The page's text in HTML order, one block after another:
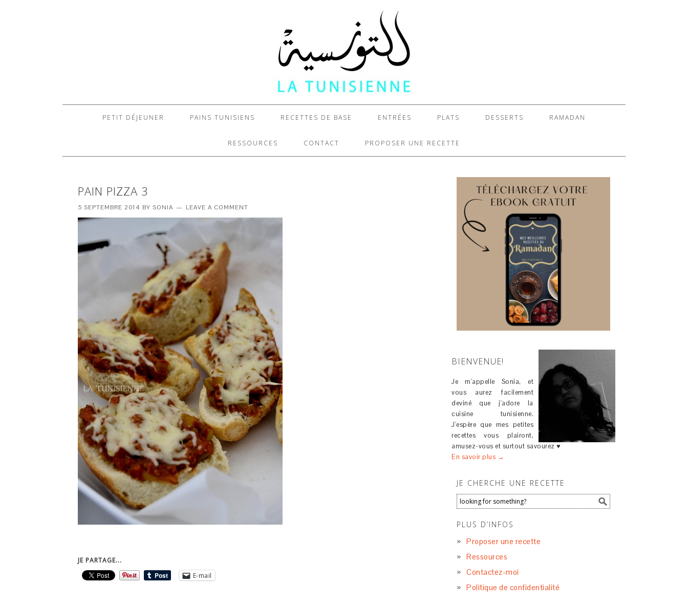
PETIT DÉJEUNER PAINS TUNISIENS RECETTES DE BASE ENTRÉES PLATS DESSERTS RAMADAN
RESSOURCES CONTACT PROPOSER UNE RECETTE
PAIN PIZZA 3
5 SEPTEMBRE 2014 BY SONIA LEAVE A COMMENT
JE PARTAGE...
E-mail
BIENVENUE!
Je m'appelle Sonia, et
vous aurez facilement
deviné que j'adore la
cuisine tunisienne.
J'espère que mes petites
recettes vous plairont,
amusez-vous et surtout savourez ♥
En savoir plus →
JE CHERCHE UNE RECETTE
PLUS D’INFOS
Proposer une recette
Ressources
Contactez-moi
Politique de confidentialité